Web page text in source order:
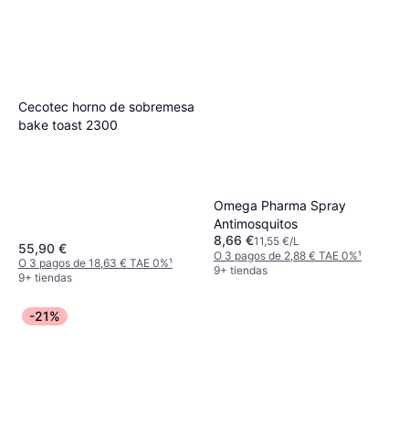
Cecotec horno de sobremesa
bake toast 2300
55,90 €
O 3 pagos de 18,63 € TAE 0%¹
9+ tiendas
Omega Pharma Spray
Antimosquitos
8,66 €11,55 €/L
O 3 pagos de 2,88 € TAE 0%¹
9+ tiendas
-21%